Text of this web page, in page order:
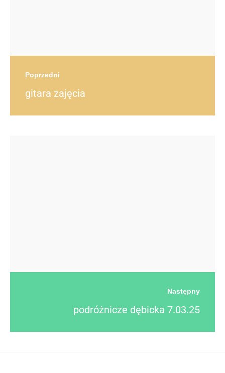
Poprzedni
gitara zajęcia
Następny
podróżnicze dębicka 7.03.25